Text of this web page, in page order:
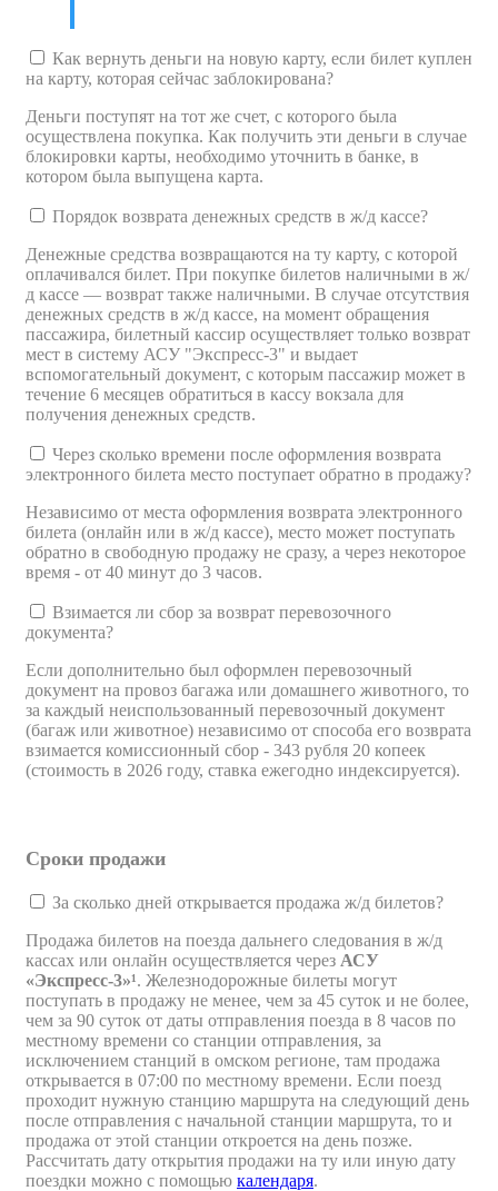
Как вернуть деньги на новую карту, если билет куплен
на карту, которая сейчас заблокирована?
Деньги поступят на тот же счет, с которого была
осуществлена покупка. Как получить эти деньги в случае
блокировки карты, необходимо уточнить в банке, в
котором была выпущена карта.
Порядок возврата денежных средств в ж/д кассе?
Денежные средства возвращаются на ту карту, с которой
оплачивался билет. При покупке билетов наличными в ж/
д кассе — возврат также наличными. В случае отсутствия
денежных средств в ж/д кассе, на момент обращения
пассажира, билетный кассир осуществляет только возврат
мест в систему АСУ "Экспресс-3" и выдает
вспомогательный документ, с которым пассажир может в
течение 6 месяцев обратиться в кассу вокзала для
получения денежных средств.
Через сколько времени после оформления возврата
электронного билета место поступает обратно в продажу?
Независимо от места оформления возврата электронного
билета (онлайн или в ж/д кассе), место может поступать
обратно в свободную продажу не сразу, а через некоторое
время - от 40 минут до 3 часов.
Взимается ли сбор за возврат перевозочного
документа?
Если дополнительно был оформлен перевозочный
документ на провоз багажа или домашнего животного, то
за каждый неиспользованный перевозочный документ
(багаж или животное) независимо от способа его возврата
взимается комиссионный сбор - 343 рубля 20 копеек
(стоимость в 2026 году, ставка ежегодно индексируется).
Сроки продажи
За сколько дней открывается продажа ж/д билетов?
Продажа билетов на поезда дальнего следования в ж/д
кассах или онлайн осуществляется через АСУ
«Экспресс-3»¹. Железнодорожные билеты могут
поступать в продажу не менее, чем за 45 суток и не более,
чем за 90 суток от даты отправления поезда в 8 часов по
местному времени со станции отправления, за
исключением станций в омском регионе, там продажа
открывается в 07:00 по местному времени. Если поезд
проходит нужную станцию маршрута на следующий день
после отправления с начальной станции маршрута, то и
продажа от этой станции откроется на день позже.
Рассчитать дату открытия продажи на ту или иную дату
поездки можно с помощью календаря.